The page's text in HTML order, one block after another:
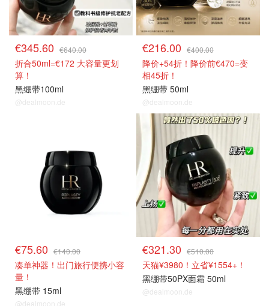
€345.60 €640.00
折合50ml=€172 大容量更划
算！
黑绷带100ml
@dealmoon.de
€216.00 €400.00
降价+54折！降价前€470=变
相45折！
黑绷带 50ml
@dealmoon.de
€75.60 €140.00
凑单神器！出门旅行便携小容
量！
黑绷带 15ml
@dealmoon.de
50PX面霜63折
€321.30 €510.00
天猫¥3980！立省¥1554+！
黑绷带50PX面霜 50ml
@dealmoon.de